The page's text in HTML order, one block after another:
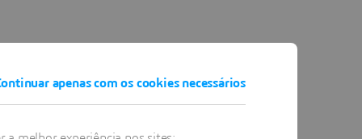
apenas com os cookies necessários